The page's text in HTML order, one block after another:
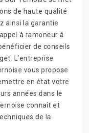
de haute qualité
ainsi la garantie
à ramoneur à
de conseils
L’entreprise
vous propose
en état votre
années dans le
connait et
de la